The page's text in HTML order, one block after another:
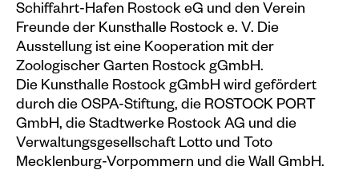
Schiffahrt-Hafen Rostock eG und den Verein
Freunde der Kunsthalle Rostock e. V. Die
Ausstellung ist eine Kooperation mit der
Zoologischer Garten Rostock gGmbH.
Die Kunsthalle Rostock gGmbH wird gefördert
durch die OSPA-Stiftung, die ROSTOCK PORT
GmbH, die Stadtwerke Rostock AG und die
Verwaltungsgesellschaft Lotto und Toto
Mecklenburg-Vorpommern und die Wall GmbH.